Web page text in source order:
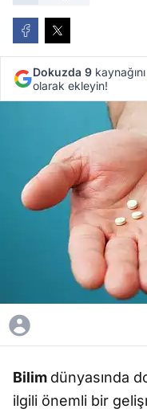
Dokuzda 9
olarak ekleyin!
Bilim dünyasında
ilgili önemli bir